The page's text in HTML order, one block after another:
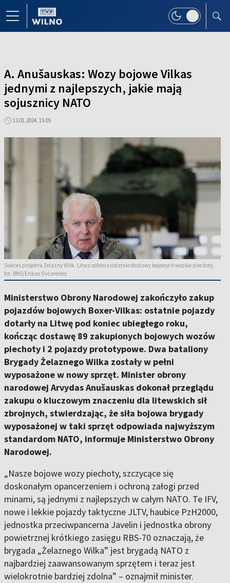
A. Anušauskas: Wozy bojowe Vilkas
jednymi z najlepszych, jakie mają
sojusznicy NATO
13.01.2024, 15:05
Sukces projektu Żelazny Wilk: Litwa odbiera ostatnie dostawy bojowych wozów piechoty,
fot. BNS/Erikas Ovčarenko
Ministerstwo Obrony Narodowej zakończyło zakup
pojazdów bojowych Boxer-Vilkas: ostatnie pojazdy
dotarły na Litwę pod koniec ubiegłego roku,
kończąc dostawę 89 zakupionych bojowych wozów
piechoty i 2 pojazdy prototypowe. Dwa bataliony
Brygady Żelaznego Wilka zostały w pełni
wyposażone w nowy sprzęt. Minister obrony
narodowej Arvydas Anušauskas dokonał przeglądu
zakupu o kluczowym znaczeniu dla litewskich sił
zbrojnych, stwierdzając, że siła bojowa brygady
wyposażonej w taki sprzęt odpowiada najwyższym
standardom NATO, informuje Ministerstwo Obrony
Narodowej.
„Nasze bojowe wozy piechoty, szczycące się
doskonałym opancerzeniem i ochroną załogi przed
minami, są jednymi z najlepszych w całym NATO. Te IFV,
nowe i lekkie pojazdy taktyczne JLTV, haubice PzH2000,
jednostka przeciwpancerna Javelin i jednostka obrony
powietrznej krótkiego zasięgu RBS-70 oznaczają, że
brygada „Żelaznego Wilka” jest brygadą NATO z
najbardziej zaawansowanym sprzętem i teraz jest
wielokrotnie bardziej zdolna” – oznajmił minister.